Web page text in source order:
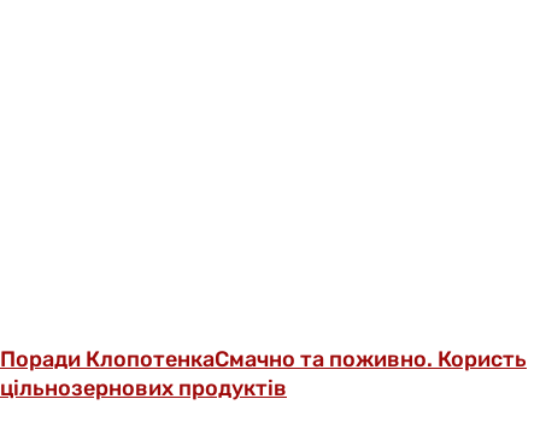
Поради КлопотенкаСмачно та поживно. Користь
цільнозернових продуктів